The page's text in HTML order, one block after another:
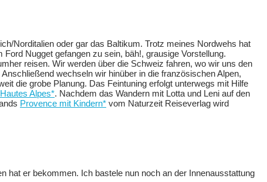
Norditalien oder gar das Baltikum. Trotz meines Nordwehs hat
Nugget gefangen zu sein, bäh!, grausige Vorstellung.
reisen. Wir werden über die Schweiz fahren, wo wir uns den
wechseln wir hinüber in die französischen Alpen,
die grobe Planung. Das Feintuning erfolgt unterwegs mit Hilfe
Alpes*. Nachdem das Wandern mit Lotta und Leni auf den
Provence mit Kindern* vom Naturzeit Reiseverlag wird
hat er bekommen. Ich bastele nun noch an der Innenausstattung